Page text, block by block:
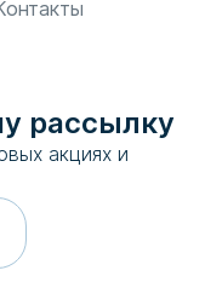
рассылку
акциях и